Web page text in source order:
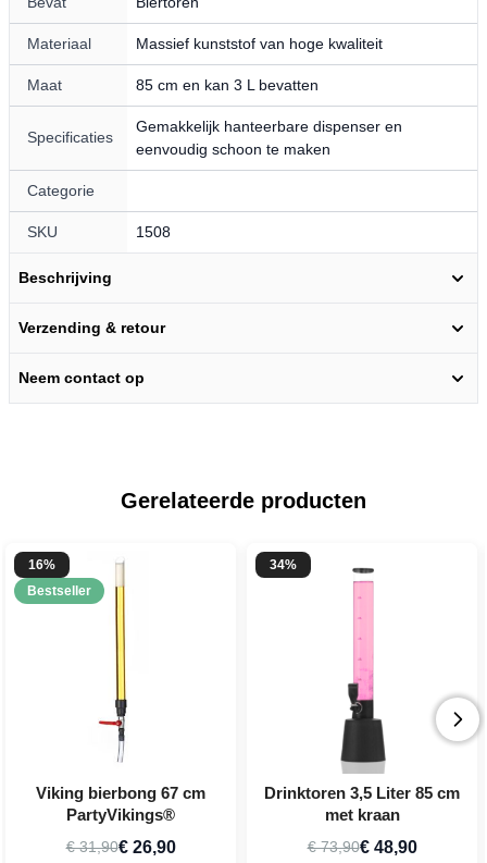
Materiaal Massief kunststof van hoge kwaliteit
Maat 85 cm en kan 3 L bevatten
Specificaties
Gemakkelijk hanteerbare dispenser en
eenvoudig schoon te maken
Categorie
SKU 1508
Beschrijving
Verzending & retour
Neem contact op
Gerelateerde producten
16%
Bestseller
Viking bierbong 67 cm
PartyVikings®
€ 31,90€ 26,90
34%
Drinktoren 3,5 Liter 85 cm
met kraan
€ 73,90€ 48,90